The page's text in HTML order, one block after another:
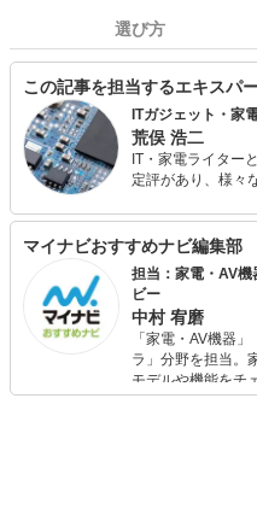
選び方
この記事を担当するエキスパ
ITガジェット・家
荒俣 浩二
IT・家電ライター
定評があり、様々
るのも大好きなの
てしまう傾向が強い
マイナビおすすめナビ編集部
担当：家電・AV
ビー
中村 宥磨
「家電・AV機器
ラ」分野を担当。
モデルや機能をチ
ムを楽しみながら